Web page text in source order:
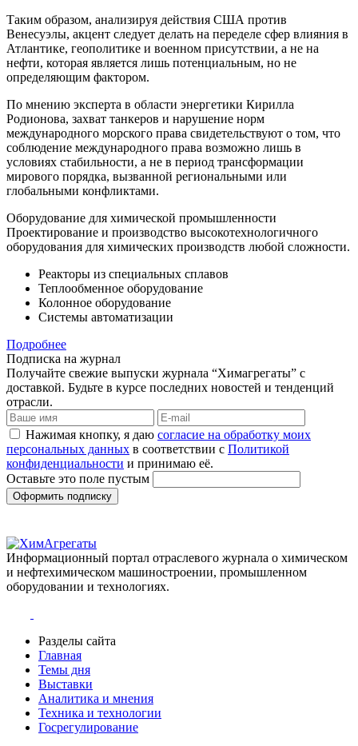
Таким образом, анализируя действия США против
Венесуэлы, акцент следует делать на переделе сфер влияния в
Атлантике, геополитике и военном присутствии, а не на
нефти, которая является лишь потенциальным, но не
определяющим фактором.
По мнению эксперта в области энергетики Кирилла
Родионова, захват танкеров и нарушение норм
международного морского права свидетельствуют о том, что
соблюдение международного права возможно лишь в
условиях стабильности, а не в период трансформации
мирового порядка, вызванной региональными или
глобальными конфликтами.
Оборудование для химической промышленности
Проектирование и производство высокотехнологичного
оборудования для химических производств любой сложности.
Реакторы из специальных сплавов
Теплообменное оборудование
Колонное оборудование
Системы автоматизации
Подробнее
Подписка на журнал
Получайте свежие выпуски журнала “Химагрегаты” с
доставкой. Будьте в курсе последних новостей и тенденций
отрасли.
Нажимая кнопку, я даю согласие на обработку моих
персональных данных в соответствии с Политикой
конфиденциальности и принимаю её.
Оставьте это поле пустым
Оформить подписку
Информационный портал отраслевого журнала о химическом
и нефтехимическом машиностроении, промышленном
оборудовании и технологиях.
Разделы сайта
Главная
Темы дня
Выставки
Аналитика и мнения
Техника и технологии
Госрегулирование